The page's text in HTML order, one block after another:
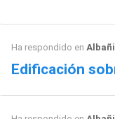
Ha respondido en
Edificación